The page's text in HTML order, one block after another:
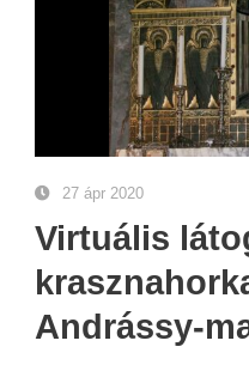
27 ápr 2020
Virtuális
Andrássy-